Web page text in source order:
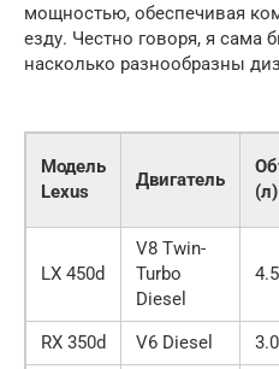
мощностью, обеспечивая
езду. Честно говоря, я сама
насколько разнообразны
Модель
Lexus
Двигатель
(л)
LX 450d
V8 Twin-
Turbo
Diesel
4.5
RX 350d V6 Diesel 3.0